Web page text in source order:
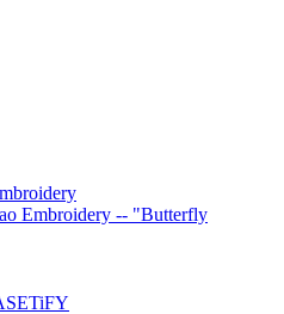
Embroidery -- "Butterfly